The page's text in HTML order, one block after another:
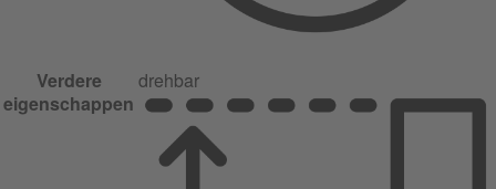
Verdere
eigenschappen
drehbar